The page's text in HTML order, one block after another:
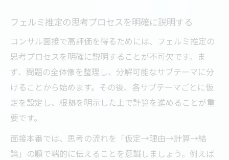
フェルミ推定の思考プロセスを明確に説明する
コンサル面接で高評価を得るためには、フェルミ推定の
思考プロセスを明確に説明することが不可欠です。ま
ず、問題の全体像を整理し、分解可能なサブテーマに分
けることから始めます。その後、各サブテーマごとに仮
定を設定し、根拠を明示した上で計算を進めることが重
要です。
面接本番では、思考の流れを「仮定→理由→計算→結
論」の順で端的に伝えることを意識しましょう。例えば